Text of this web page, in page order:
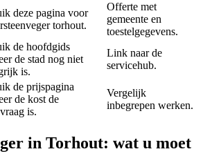
deze pagina voor
torhout.
Offerte met
gemeente en
toestelgegevens.
de hoofdgids
de stad nog niet
is.
Link naar de
servicehub.
de prijspagina
de kost de
is.
Vergelijk
inbegrepen werken.
in Torhout: wat u moet